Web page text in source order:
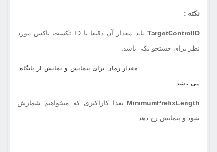
نکته :
TargetControlID
باید مقدار آن دقیقا با ID تکست باکس مورد
نظر برای جستجو یکی باشد.
مقدار زمان برای پیمایش و نمایش از پایگاه
می باشد.
MinimumPrefixLength تعدا کاراکتری که میخواهیم شمارش
شود و پیمایش رخ دهد.